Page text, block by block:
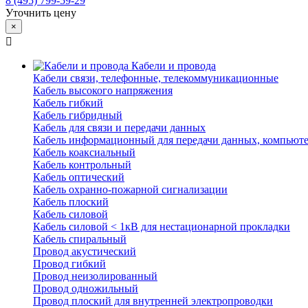
Уточнить цену
×
Кабели и провода
Кабели связи, телефонные, телекоммуникационные
Кабель высокого напряжения
Кабель гибкий
Кабель гибридный
Кабель для связи и передачи данных
Кабель информационный для передачи данных,
Кабель коаксиальный
Кабель контрольный
Кабель оптический
Кабель охранно-пожарной сигнализации
Кабель плоский
Кабель силовой
Кабель силовой < 1кВ для нестационарной прокладки
Кабель спиральный
Провод акустический
Провод гибкий
Провод неизолированный
Провод одножильный
Провод плоский для внутренней электропроводки